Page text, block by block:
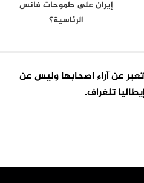
إيران على طموحات فانس
الرئاسية؟
تعبر عن آراء اصحابها وليس عن
تلغراف.